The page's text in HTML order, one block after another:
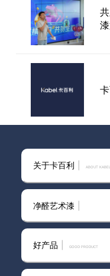
关于卡百利 ABOUT KABEL
净醛艺术漆
好产品 GOOD PRODUCT